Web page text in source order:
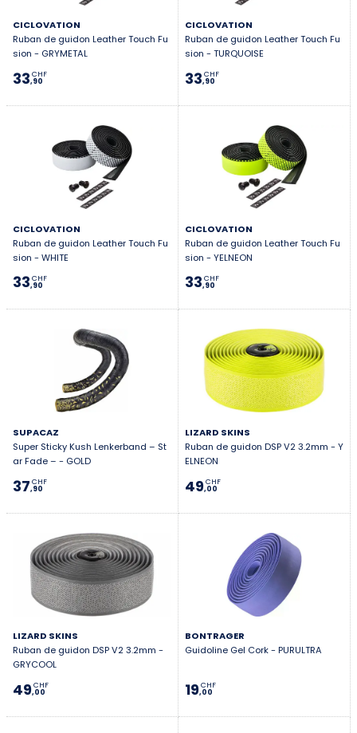
CICLOVATION
Ruban de guidon Leather Touch Fu
sion - GRYMETAL
33,90
CHF
CICLOVATION
Ruban de guidon Leather Touch Fu
sion - TURQUOISE
33,90
CHF
CICLOVATION
Ruban de guidon Leather Touch Fu
sion - WHITE
33,90
CHF
CICLOVATION
Ruban de guidon Leather Touch Fu
sion - YELNEON
33,90
CHF
SUPACAZ
Super Sticky Kush Lenkerband – St
ar Fade – - GOLD
37,90
CHF
LIZARD SKINS
Ruban de guidon DSP V2 3.2mm - Y
ELNEON
49,00
CHF
LIZARD SKINS
Ruban de guidon DSP V2 3.2mm -
GRYCOOL
49,00
CHF
BONTRAGER
Guidoline Gel Cork - PURULTRA
19,00
CHF